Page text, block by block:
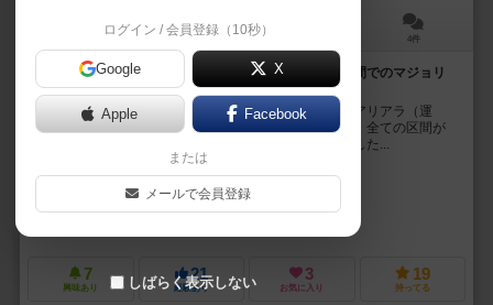
30分前後 4件
アクションポイントを使って運河を区切りながら、区間でのマジョリ
ティを目指し、運河を完成させていくボードゲーム
南フランスのガロンヌ地域で作業員をうまく使って、アリアラ（運
河）の最長区画を段階的に建設していくボードゲーム。全ての区間が
完成したら、ゲーム終了です。ゲーム終了時に、獲得した...
フロリアン・フェイ（Florian Fay）
ポール・フィリッピ（Paul Filippi）
7
興味あり
21
経験あり
3
お気に入り
19
持ってる
ログイン / 会員登録（10秒）
Google X
Apple Facebook
または
メールで会員登録
しばらく表示しない